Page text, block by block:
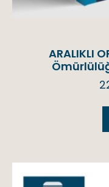
ARALIKLI